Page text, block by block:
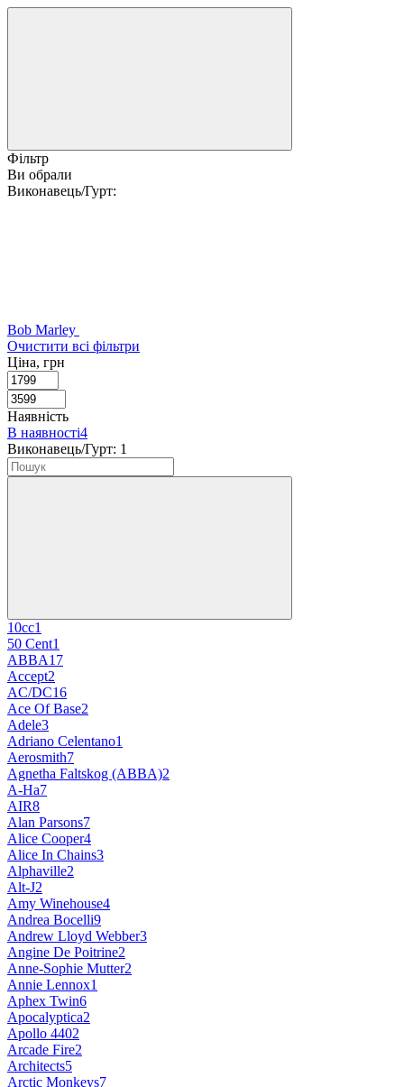
Фільтр
Ви обрали
Виконавець/Гурт:
Bob Marley
Очистити всі фільтри
Ціна, грн
Наявність
В наявності4
Виконавець/Гурт: 1
10cc1
50 Cent1
ABBA17
Accept2
AC/DC16
Ace Of Base2
Adele3
Adriano Celentano1
Aerosmith7
Agnetha Faltskog (ABBA)2
A-Ha7
AIR8
Alan Parsons7
Alice Cooper4
Alice In Chains3
Alphaville2
Alt-J2
Amy Winehouse4
Andrea Bocelli9
Andrew Lloyd Webber3
Angine De Poitrine2
Anne-Sophie Mutter2
Annie Lennox1
Aphex Twin6
Apocalyptica2
Apollo 4402
Arcade Fire2
Architects5
Arctic Monkeys7